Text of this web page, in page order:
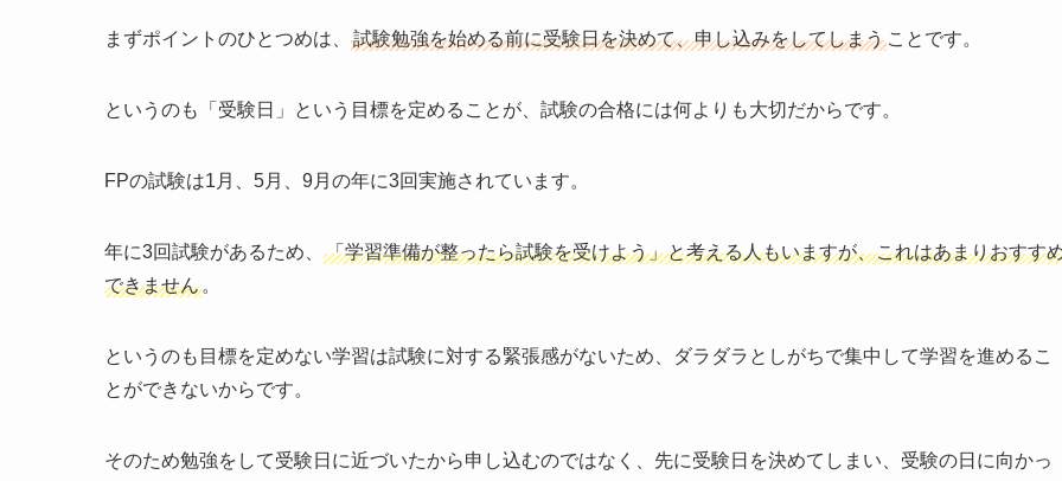
まずポイントのひとつめは、 試験勉強を始める前に受験日を決めて、申し込みをしてしまう ことです。
というのも「受験日」という目標を定めることが、試験の合格には何よりも大切だからです。
FPの試験は1月、5月、9月の年に3回実施されています。
年に3回試験があるため、
「学習準備が整ったら試験を受けよう」と考える人もいますが、これはあまりおすす
できません 。
というのも目標を定めない学習は試験に対する緊張感がないため、ダラダラとしがちで集中して学習を進めるこ
とができないからです。
そのため勉強をして受験日に近づいたから申し込むのではなく、先に受験日を決めてしまい、受験の日に向かっ